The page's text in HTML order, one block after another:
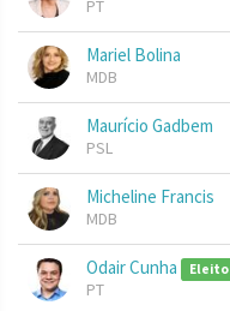
PT
Mariel Bolina
MDB
Maurício Gadbem
PSL
Micheline Francis
MDB
Odair Cunha Eleito
PT